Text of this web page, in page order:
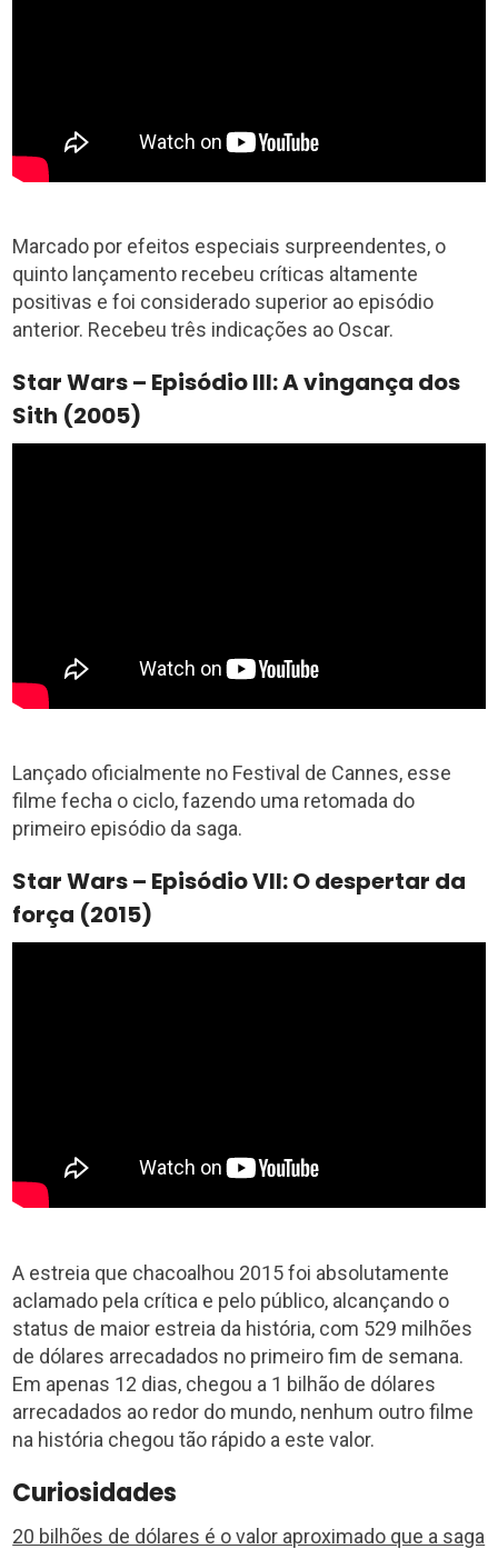
Marcado por efeitos especiais surpreendentes, o
quinto lançamento recebeu críticas altamente
positivas e foi considerado superior ao episódio
anterior. Recebeu três indicações ao Oscar.
Star Wars – Episódio III: A vingança dos
Sith (2005)
Lançado oficialmente no Festival de Cannes, esse
filme fecha o ciclo, fazendo uma retomada do
primeiro episódio da saga.
Star Wars – Episódio VII: O despertar da
força (2015)
A estreia que chacoalhou 2015 foi absolutamente
aclamado pela crítica e pelo público, alcançando o
status de maior estreia da história, com 529 milhões
de dólares arrecadados no primeiro fim de semana.
Em apenas 12 dias, chegou a 1 bilhão de dólares
arrecadados ao redor do mundo, nenhum outro filme
na história chegou tão rápido a este valor.
Curiosidades
20 bilhões de dólares é o valor aproximado que a saga